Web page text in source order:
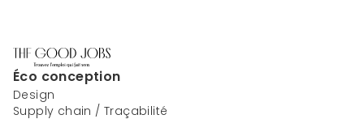
Éco conception
Design
Supply chain / Traçabilité